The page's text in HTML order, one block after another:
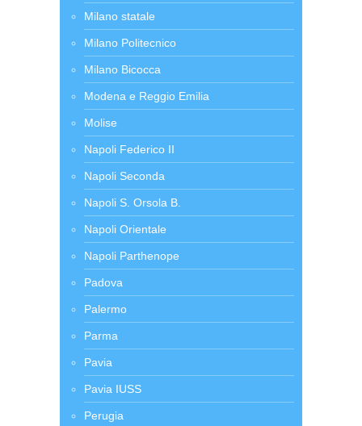
Milano statale
Milano Politecnico
Milano Bicocca
Modena e Reggio Emilia
Molise
Napoli Federico II
Napoli Seconda
Napoli S. Orsola B.
Napoli Orientale
Napoli Parthenope
Padova
Palermo
Parma
Pavia
Pavia IUSS
Perugia